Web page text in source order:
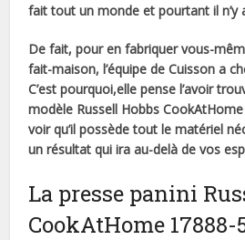
fait tout un monde et pourtant il n’y
De fait, pour en fabriquer vous-
fait-maison, l’équipe de Cuisson a
C’est pourquoi,elle pense l’avoir
modèle Russell Hobbs
voir qu’il possède tout le matériel
un résultat qui ira au-delà de vos
La presse panini
CookAtHome